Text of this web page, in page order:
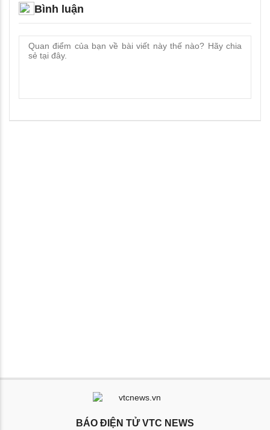
Bình luận
BÁO ĐIỆN TỬ VTC NEWS